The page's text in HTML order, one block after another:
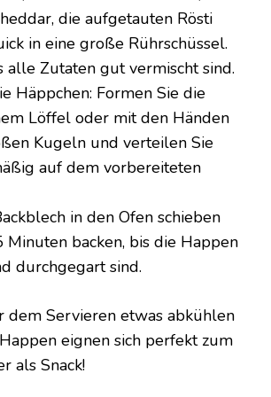
die aufgetauten Rösti
in eine große Rührschüssel.
alle Zutaten gut vermischt sind.
Häppchen: Formen Sie die
Löffel oder mit den Händen
Kugeln und verteilen Sie
auf dem vorbereiteten
in den Ofen schieben
backen, bis die Happen
durchgegart sind.
dem Servieren etwas abkühlen
eignen sich perfekt zum
als Snack!